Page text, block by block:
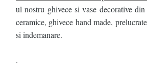
ul nostru ghivece si vase decorative
ceramice, ghivece hand made,
si indemanare.
.